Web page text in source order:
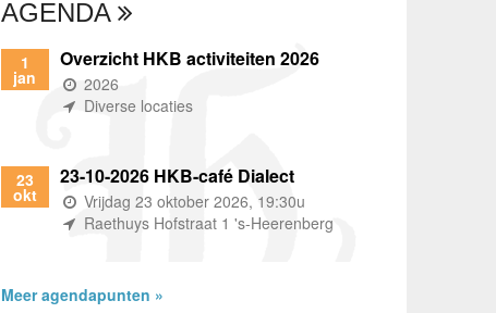
AGENDA
1
jan
Overzicht HKB activiteiten 2026
(wanneer)
2026
(waar)
Diverse locaties
23
okt
23-10-2026 HKB-café Dialect
(wanneer)
Vrijdag 23 oktober 2026, 19:30u
(waar)
Raethuys Hofstraat 1 's-Heerenberg
Meer agendapunten »